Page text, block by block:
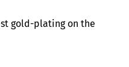
gold-plating on the